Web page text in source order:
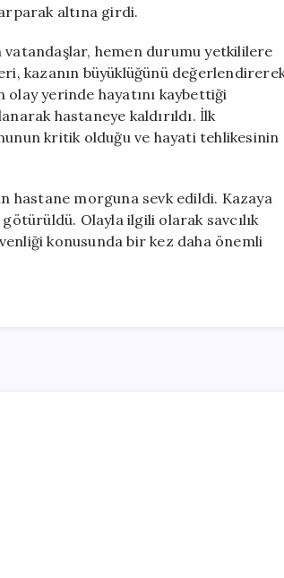
altına girdi.
vatandaşlar, hemen durumu yetkililere
kazanın büyüklüğünü
olay yerinde hayatını kaybettiği
hastaneye kaldırıldı. İlk
kritik olduğu ve hayati tehlikesinin
hastane morguna sevk edildi. Kazaya
Olayla ilgili olarak savcılık
konusunda bir kez daha önemli